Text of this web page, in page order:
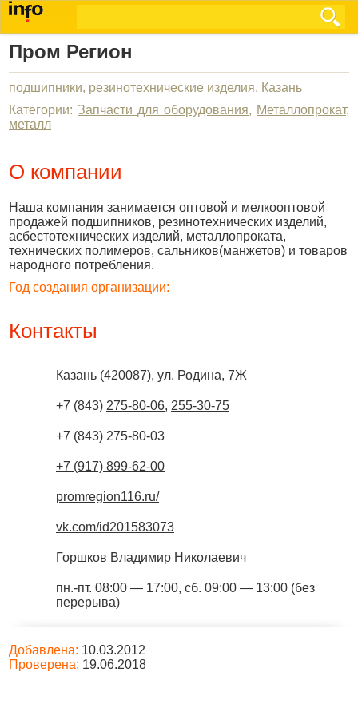
Пром Регион
подшипники, резинотехнические изделия, Казань
Категории: Запчасти для оборудования, Металлопрокат,
металл
О компании
Наша компания занимается оптовой и мелкооптовой
продажей подшипников, резинотехнических изделий,
асбестотехнических изделий, металлопроката,
технических полимеров, сальников(манжетов) и товаров
народного потребления.
Год создания организации:
Контакты
Казань (420087), ул. Родина, 7Ж
+7 (843) 275-80-06, 255-30-75
+7 (843) 275-80-03
+7 (917) 899-62-00
promregion116.ru/
vk.com/id201583073
Горшков Владимир Николаевич
пн.-пт. 08:00 — 17:00, сб. 09:00 — 13:00 (без
перерыва)
Добавлена: 10.03.2012
Проверена: 19.06.2018